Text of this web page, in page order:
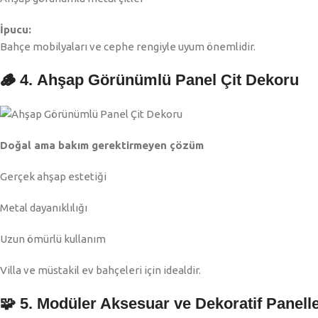
İpucu:
Bahçe mobilyaları ve cephe rengiyle uyum önemlidir.
🪵 4. Ahşap Görünümlü Panel Çit Dekoru
Doğal ama bakım gerektirmeyen çözüm
Gerçek ahşap estetiği
Metal dayanıklılığı
Uzun ömürlü kullanım
Villa ve müstakil ev bahçeleri için idealdir.
🧩 5. Modüler Aksesuar ve Dekoratif